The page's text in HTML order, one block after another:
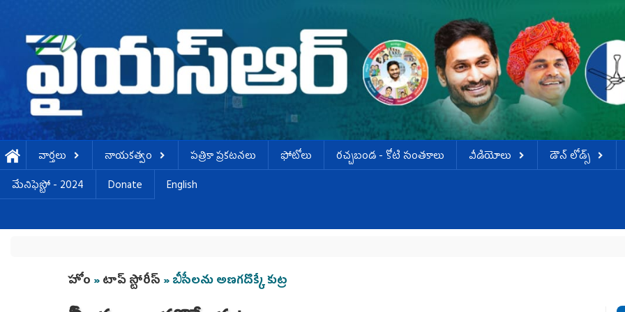
వార్తలు నాయకత్వం పత్రికా ప్రకటనలు ఫోటోలు ర‌చ్చ‌బండ‌ - కోటి సంత‌కాలు వీడియోలు డౌన్ లోడ్స్
మేనిఫెస్టో - 2024
Donate English
You are here
హోం »టాప్ స్టోరీస్ » బీసీల‌ను అణ‌గదొక్కే కుట్ర‌